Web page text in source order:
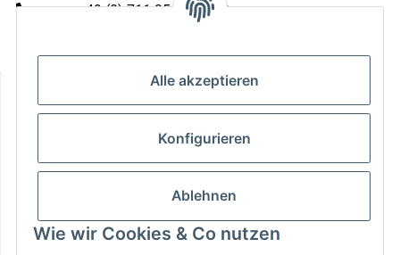
Alle akzeptieren
Konfigurieren
Ablehnen
Wie wir Cookies & Co nutzen
+49 (0) 711 35 13 16 00
Fr: 9 - 13 & 14 - 15.00 Uhr
Gesetzliche Informationen